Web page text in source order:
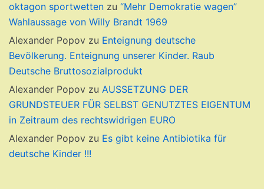
oktagon sportwetten zu “Mehr Demokratie wagen”
Wahlaussage von Willy Brandt 1969
Alexander Popov zu Enteignung deutsche
Bevölkerung. Enteignung unserer Kinder. Raub
Deutsche Bruttosozialprodukt
Alexander Popov zu AUSSETZUNG DER
GRUNDSTEUER FÜR SELBST GENUTZTES EIGENTUM
in Zeitraum des rechtswidrigen EURO
Alexander Popov zu Es gibt keine Antibiotika für
deutsche Kinder !!!